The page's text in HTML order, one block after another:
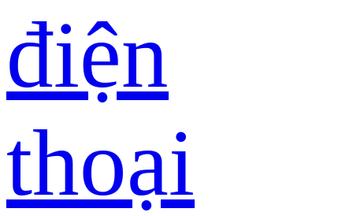
điện
thoại